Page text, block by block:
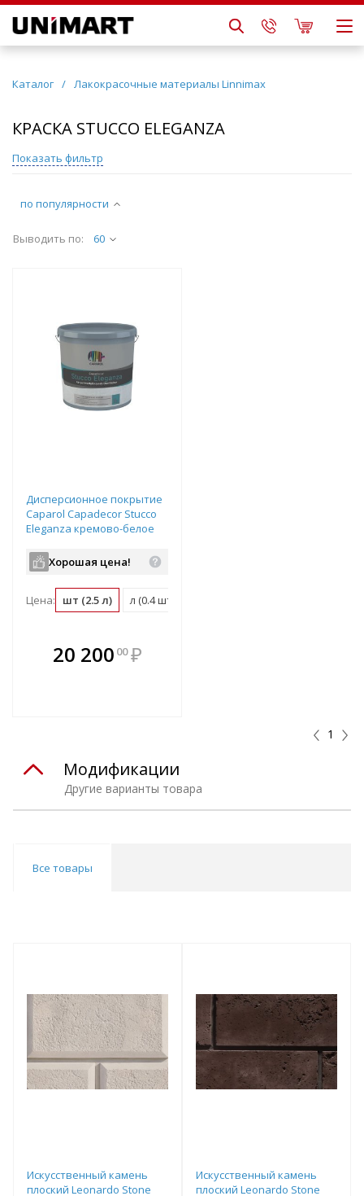
Каталог / Лакокрасочные материалы Linnimax
КРАСКА STUCCO ELEGANZA
по популярности
Выводить по: 60
Дисперсионное покрытие
Caparol Capadecor Stucco
Eleganza кремово-белое
Хорошая цена!
Цена: шт (2.5 л) л (0.4 шт)
20 200 00 ₽
1
Показать фильтр
Другие варианты товара
Модификации
Все товары
Искусственный камень
плоский Leonardo Stone
Искусственный камень
плоский Leonardo Stone